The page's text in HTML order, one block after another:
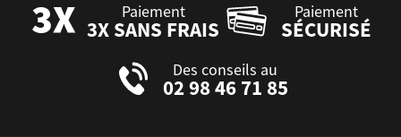
Paiement
3X SANS FRAIS
Paiement
SÉCURISÉ
Des conseils au
02 98 46 71 85